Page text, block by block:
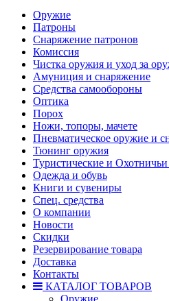
Оружие
Патроны
Снаряжение патронов
Комиссия
Чистка оружия и уход за
Амуниция и снаряжение
Средства самообороны
Оптика
Порох
Ножи, топоры, мачете
Пневматическое оружие и
Тюнинг оружия
Туристические и
Одежда и обувь
Книги и сувениры
Спец. средства
О компании
Новости
Скидки
Резервирование товара
Доставка
Контакты
КАТАЛОГ ТОВАРОВ
Оружие